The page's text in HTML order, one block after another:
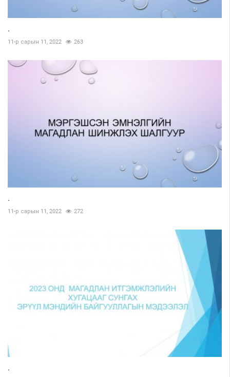
.
11-р сарын 11, 2022 263
.
11-р сарын 11, 2022 272
.